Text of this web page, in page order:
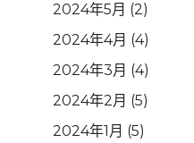
2024年5月 (2)
2024年4月 (4)
2024年3月 (4)
2024年2月 (5)
2024年1月 (5)